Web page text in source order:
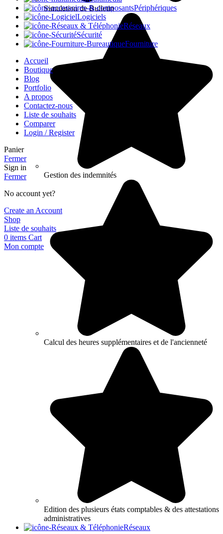
Simulation de Bulletin
Gestion des indemnités
Calcul des heures supplémentaires et de l'ancienneté
Edition des plusieurs états comptables & des attestations
administratives
Réseaux
Périphériques
Logiciels
Réseaux
Sécurité
Fourniture
Accueil
Boutique
Blog
Portfolio
A propos
Contactez-nous
Liste de souhaits
Comparer
Login / Register
Panier
Fermer
Sign in
Fermer
No account yet?
Create an Account
Shop
Liste de souhaits
0 items Cart
Mon compte